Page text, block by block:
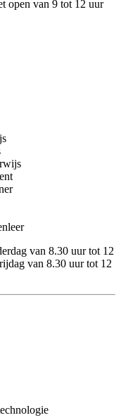
open van 9 tot 12 uur
van 8.30 uur tot 12
van 8.30 uur tot 12